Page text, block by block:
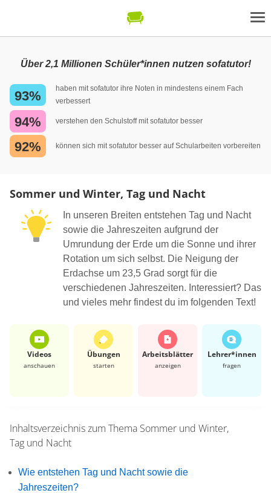
Über 2,1 Millionen Schüler*innen nutzen sofatutor!
93%
haben mit sofatutor ihre Noten in mindestens einem Fach
verbessert
94% verstehen den Schulstoff mit sofatutor besser
92% können sich mit sofatutor besser auf Schularbeiten vorbereiten
Sommer und Winter, Tag und Nacht
In unseren Breiten entstehen Tag und Nacht
sowie die Jahreszeiten aufgrund der
Umrundung der Erde um die Sonne und ihrer
Rotation um sich selbst. Die Neigung der
Erdachse um 23,5 Grad sorgt für die
verschiedenen Jahreszeiten. Interessiert? Das
und vieles mehr findest du im folgenden Text!
Videos
anschauen
Übungen
starten
Arbeits­blätter
anzeigen
Lehrer*​innen
fragen
Inhaltsverzeichnis zum Thema Sommer und Winter,
Tag und Nacht
Wie entstehen Tag und Nacht sowie die
Jahreszeiten?